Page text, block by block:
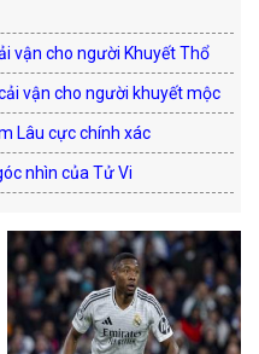
vận cho người Khuyết Thổ
vận cho người khuyết mộc
Lâu cực chính xác
nhìn của Tử Vi